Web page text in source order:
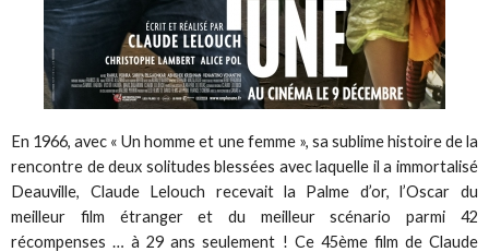
En 1966, avec « Un homme et une femme », sa sublime histoire de la
rencontre de deux solitudes blessées avec laquelle il a immortalisé
Deauville, Claude Lelouch recevait la Palme d’or, l’Oscar du
meilleur film étranger et du meilleur scénario parmi 42
récompenses … à 29 ans seulement ! Ce 45ème film de Claude